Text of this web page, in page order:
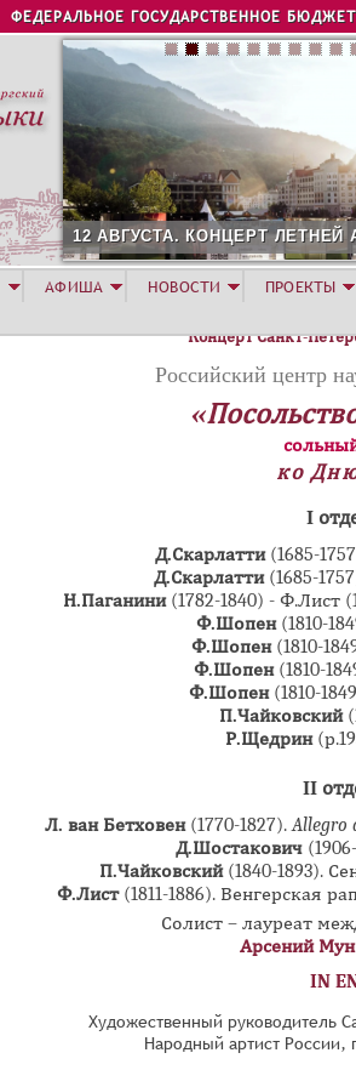
Jump to
ФЕДЕРАЛЬНОЕ ГОСУДАРСТВЕННОЕ
12 АВГУСТА. КОНЦЕРТ
Концерт Санкт-
Российский центр
ко
I
Д.Скарлатти (1685-
Д.Скарлатти (1685-
Н.Паганини (1782-1840) - Ф.Лист
Ф.Шопен (1810-
Ф.Шопен (1810-
Ф.Шопен (1810-
Ф.Шопен (1810-
П.Чайковский
Р.Щедрин
II
Л. ван Бетховен (1770-1827).Allegro
Д.Шостакович
П.Чайковский (1840-1893).
Ф.Лист (1811-1886). Венгерская
Солист – лауреат
Арсений Мун
IN
Художественный руководитель
Народный артист России,
АФИША НОВОСТИ ПРОЕКТЫ